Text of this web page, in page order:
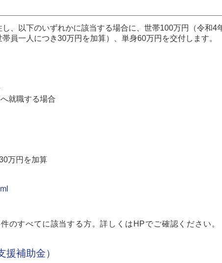
、以下のいずれかに該当する場合に、世帯100万円（令和4
員一人につき30万円を加算）、単身60万円を交付します。
就職する場合
万円を加算
のすべてに該当する方。詳しくはHPでご確認ください。
補助金）